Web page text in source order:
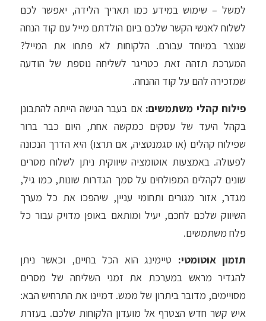
למשל – שימוש במידע כמו תאריך הלידה, יאפשר לכם
לשלוח לאנשי הקשר שלכם ביום הולדתם מייל עם קוד הנחה
שנוצר במיוחד עבורם. הלקוחות לא פתחו את המייל?
המערכת תזהה זאת כטריגר לשליחה נוספת של הודעה
שמזכירה להם על קוד ההנחה.
פילוח קהלי משתמשים: אם בעבר הגישה הייתה להתבונן
בקהל היעד של עסקים כמקשה אחת, היום כבר ברור
שפילוח קהלים (או סגמנטציה, אם תרצו) היא הדרך הנכונה
לפעולה. באמצעות אוטומציה שיווקית ניתן לשלוח מסרים
שונים לקהלים המפולחים על סמך הגדרות שונות, כמו גיל,
מגדר, אזור מגורים ותחומי עניין, שיהפכו את כל מערך
השיווק שלכם לחכם, יעיל ומותאם באופן מדויק עבור כל
פלח משתמשים.
תזמון אוטומטי: טיימינג הוא הכל בחיים, וכאשר ניתן
להגדיר מראש במערכת את זמני השליחה של מסרים
מסויימים, מדובר ביתרון של ממש. דמיינו את התרחיש הבא:
איש קשר חדש הצטרף אל מועדון הלקוחות שלכם. בעזרת